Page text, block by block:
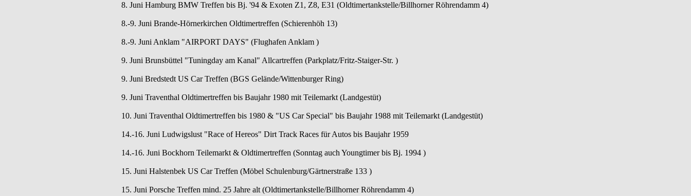
8. Juni Hamburg BMW Treffen bis Bj. '94 & Exoten Z1, Z8, E31 (Oldtimertankstelle/Billhorner Röhrendamm 4)
8.-9. Juni Brande-Hörnerkirchen Oldtimertreffen (Schierenhöh 13)
8.-9. Juni Anklam "AIRPORT DAYS" (Flughafen Anklam )
9. Juni Brunsbüttel "Tuningday am Kanal" Allcartreffen (Parkplatz/Fritz-Staiger-Str. )
9. Juni Bredstedt US Car Treffen (BGS Gelände/Wittenburger Ring)
9. Juni Traventhal Oldtimertreffen bis Baujahr 1980 mit Teilemarkt (Landgestüt)
10. Juni Traventhal Oldtimertreffen bis 1980 & "US Car Special" bis Baujahr 1988 mit Teilemarkt (Landgestüt)
14.-16. Juni Ludwigslust "Race of Hereos" Dirt Track Races für Autos bis Baujahr 1959
14.-16. Juni Bockhorn Teilemarkt & Oldtimertreffen (Sonntag auch Youngtimer bis Bj. 1994 )
15. Juni Halstenbek US Car Treffen (Möbel Schulenburg/Gärtnerstraße 133 )
15. Juni Porsche Treffen mind. 25 Jahre alt (Oldtimertankstelle/Billhorner Röhrendamm 4)